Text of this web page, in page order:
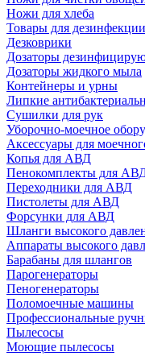
Ножи для хлеба
Товары для дезинфекции
Дезковрики
Дозаторы
Дозаторы жидкого мыла
Контейнеры и урны
Липкие
Сушилки для рук
Уборочно-моечное
Аксессуары для
Копья для АВД
Пенокомплекты для
Переходники для АВД
Пистолеты для АВД
Форсунки для АВД
Шланги высокого
Аппараты высокого
Барабаны для шлангов
Парогенераторы
Пеногенераторы
Поломоечные машины
Профессиональные
Пылесосы
Моющие пылесосы